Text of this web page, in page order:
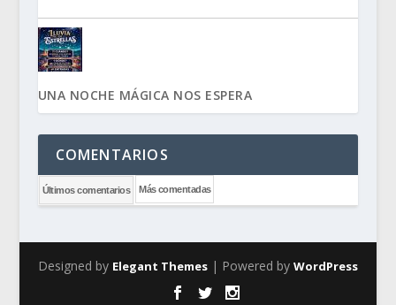
UNA NOCHE MÁGICA NOS ESPERA
COMENTARIOS
Últimos comentarios Más comentadas
Designed by Elegant Themes| Powered by WordPress